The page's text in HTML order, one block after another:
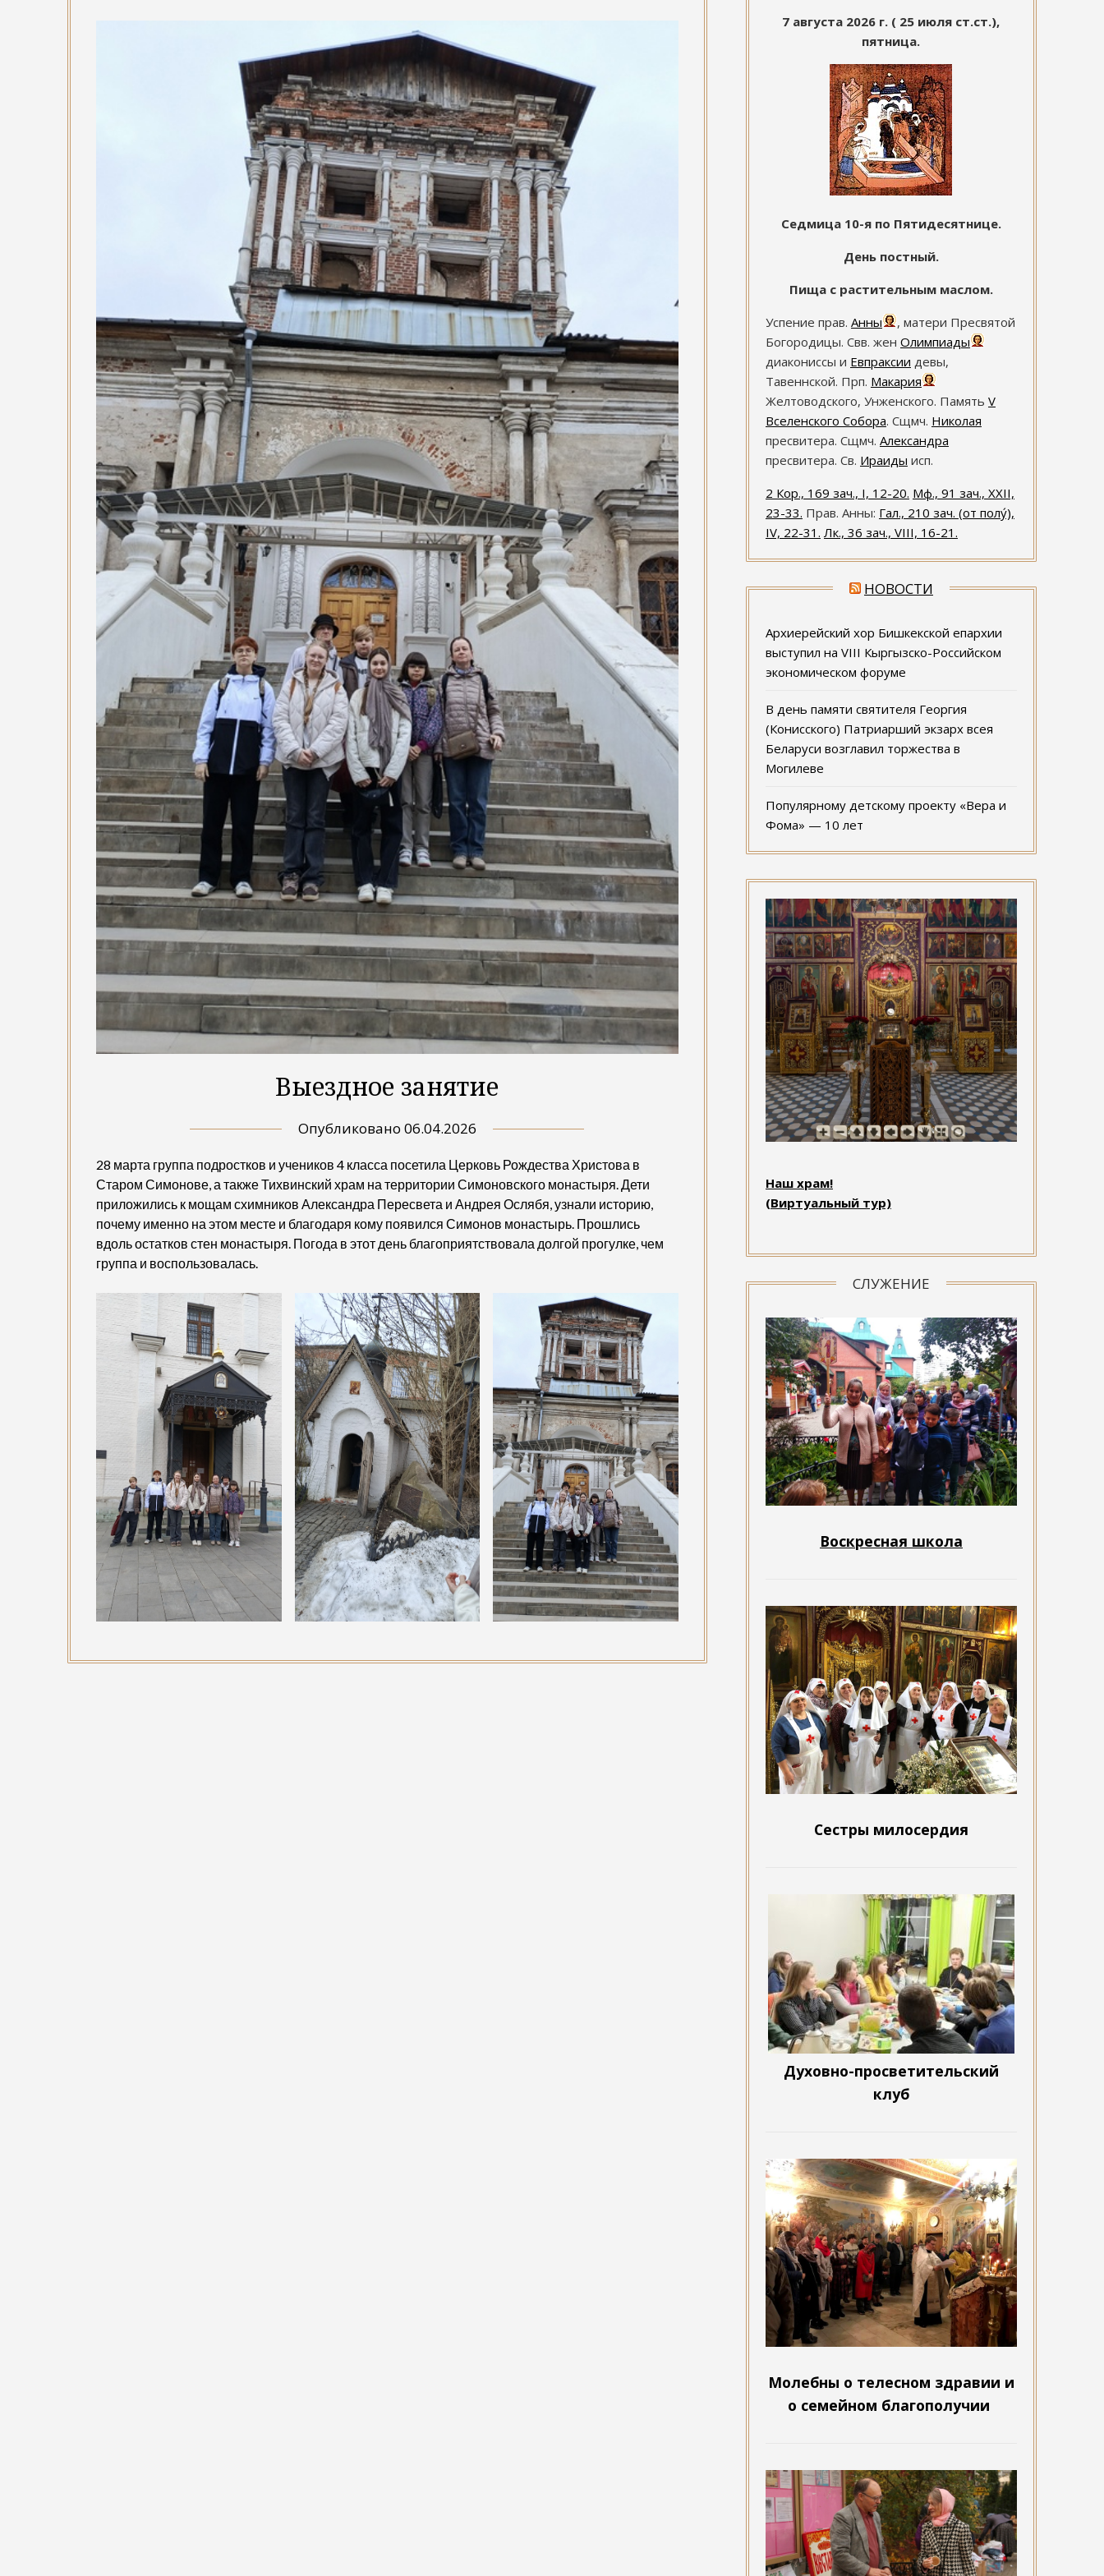
Выездное занятие
Опубликовано 06.04.2026
28 марта группа подростков и учеников 4 класса посетила Церковь Рождества Христова в
Старом Симонове, а также Тихвинский храм на территории Симоновского монастыря. Дети
приложились к мощам схимников Александра Пересвета и Андрея Ослябя, узнали историю,
почему именно на этом месте и благодаря кому появился Симонов монастырь. Прошлись
вдоль остатков стен монастыря. Погода в этот день благоприятствовала долгой прогулке, чем
группа и воспользовалась.
7 августа 2026 г. ( 25 июля ст.ст.),
пятница.
Седмица 10-я по Пятидесятнице.
День постный.
Пища с растительным маслом.
Успение прав. Анны
, матери Пресвятой
Богородицы. Свв. жен Олимпиады
диакониссы и Евпраксии девы,
Тавеннской. Прп. Макария
Желтоводского, Унженского. Память V
Вселенского Собора. Сщмч. Николая
пресвитера. Сщмч. Александра
пресвитера. Св. Ираиды исп.
2 Кор., 169 зач., I, 12-20. Мф., 91 зач., XXII,
23-33. Прав. Анны: Гал., 210 зач. (от полу́),
IV, 22-31. Лк., 36 зач., VIII, 16-21.
НОВОСТИ
Архиерейский хор Бишкекской епархии
выступил на VIII Кыргызско-Российском
экономическом форуме
В день памяти святителя Георгия
(Конисского) Патриарший экзарх всея
Беларуси возглавил торжества в
Могилеве
Популярному детскому проекту «Вера и
Фома» — 10 лет
Наш храм!
(Виртуальный тур)
СЛУЖЕНИЕ
Воскресная школа
Сестры милосердия
Духовно-просветительский
клуб
Молебны о телесном здравии и
о семейном благополучии